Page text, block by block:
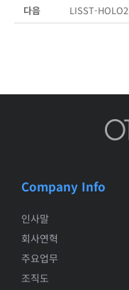
다음
LISST-HOLO2
Company Info
인사말
회사연혁
주요업무
조직도